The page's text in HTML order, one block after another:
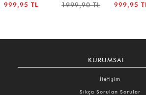
999,95 TL
1999,90 TL
999,95 TL
KURUMSAL
İletişim
Sıkça Sorulan Sorular